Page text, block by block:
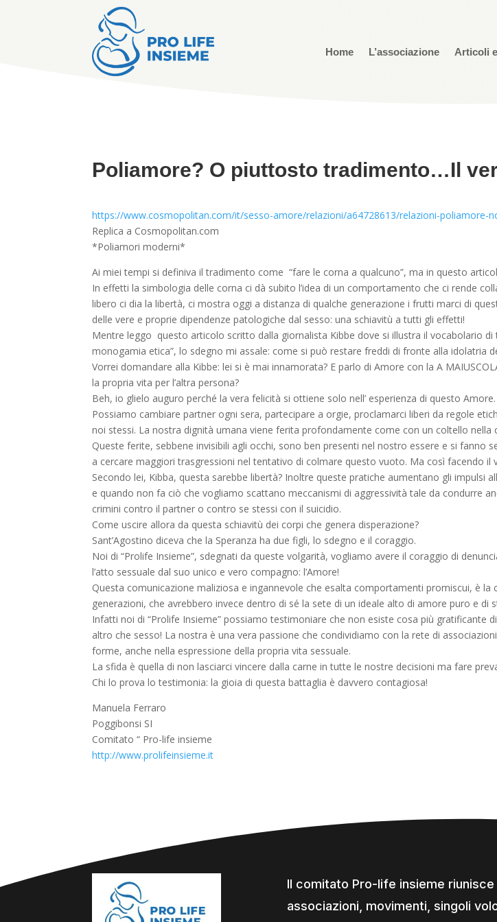
Home L’associazione Articoli
Poliamore? O piuttosto tradimento…Il
https://www.cosmopolitan.com/it/sesso-amore/relazioni/a64728613/relazioni-poliamore-
Replica a Cosmopolitan.com
*Poliamori moderni*
Ai miei tempi si definiva il tradimento come “fare le corna a qualcuno”, ma in questo
In effetti la simbologia delle corna ci dà subito l’idea di un comportamento che ci rende
libero ci dia la libertà, ci mostra oggi a distanza di qualche generazione i frutti marci di
delle vere e proprie dipendenze patologiche dal sesso: una schiavitù a tutti gli effetti!
Mentre leggo questo articolo scritto dalla giornalista Kibbe dove si illustra il vocabolario
monogamia etica”, lo sdegno mi assale: come si può restare freddi di fronte alla idolatria
Vorrei domandare alla Kibbe: lei si è mai innamorata? E parlo di Amore con la A
la propria vita per l’altra persona?
Beh, io glielo auguro perché la vera felicità si ottiene solo nell’ esperienza di questo Amore.
Possiamo cambiare partner ogni sera, partecipare a orgie, proclamarci liberi da regole
noi stessi. La nostra dignità umana viene ferita profondamente come con un coltello
Queste ferite, sebbene invisibili agli occhi, sono ben presenti nel nostro essere e si
a cercare maggiori trasgressioni nel tentativo di colmare questo vuoto. Ma così facendo
Secondo lei, Kibba, questa sarebbe libertà? Inoltre queste pratiche aumentano gli impulsi
e quando non fa ciò che vogliamo scattano meccanismi di aggressività tale da condurre
crimini contro il partner o contro se stessi con il suicidio.
Come uscire allora da questa schiavitù dei corpi che genera disperazione?
Sant’Agostino diceva che la Speranza ha due figli, lo sdegno e il coraggio.
Noi di “Prolife Insieme”, sdegnati da queste volgarità, vogliamo avere il coraggio di
l’atto sessuale dal suo unico e vero compagno: l’Amore!
Questa comunicazione maliziosa e ingannevole che esalta comportamenti promiscui, è
generazioni, che avrebbero invece dentro di sé la sete di un ideale alto di amore puro e
Infatti noi di “Prolife Insieme” possiamo testimoniare che non esiste cosa più gratificante
altro che sesso! La nostra è una vera passione che condividiamo con la rete di
forme, anche nella espressione della propria vita sessuale.
La sfida è quella di non lasciarci vincere dalla carne in tutte le nostre decisioni ma fare
Chi lo prova lo testimonia: la gioia di questa battaglia è davvero contagiosa!
Manuela Ferraro
Poggibonsi SI
Comitato “ Pro-life insieme
http://www.prolifeinsieme.it
Il comitato Pro-life insieme riunisce
associazioni, movimenti, singoli